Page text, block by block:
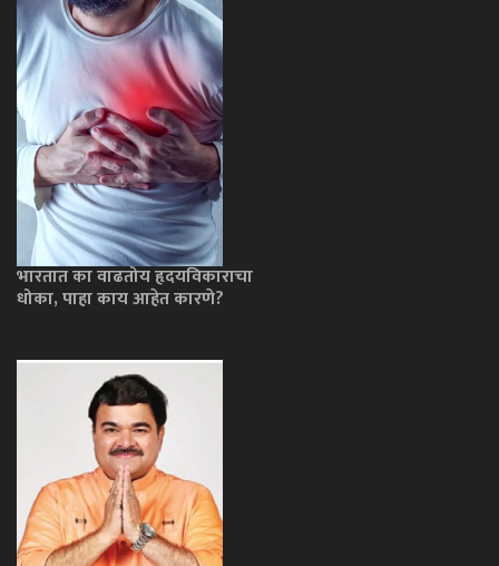
भारतात का वाढतोय हृदयविकाराचा
धोका, पाहा काय आहेत कारणे?